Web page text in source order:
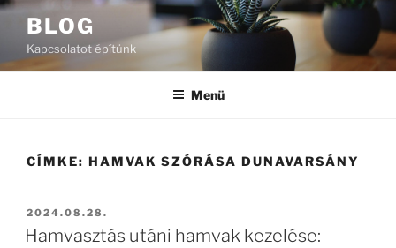
Tartalomhoz
BLOG
Kapcsolatot építünk
Menü
CÍMKE: HAMVAK SZÓRÁSA DUNAVARSÁNY
BEKÜLDVE:
2024.08.28.
Hamvasztás utáni hamvak kezelése: